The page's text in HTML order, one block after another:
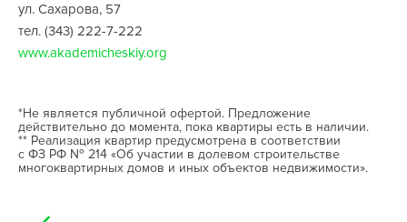
ул. Сахарова, 57
тел. (343) 222-7-222
www.akademicheskiy.org
*Не является публичной офертой. Предложение
действительно до момента, пока квартиры есть в наличии.
** Реализация квартир предусмотрена в соответствии
с ФЗ РФ № 214 «Об участии в долевом строительстве
многоквартирных домов и иных объектов недвижимости».